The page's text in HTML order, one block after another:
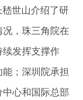
世山介绍了研
，珠三角院在
发挥支撑作
；深圳院承担
心和国际总部